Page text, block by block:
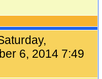
6, 2014 7:49